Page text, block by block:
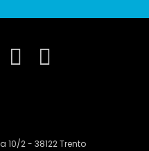
10/2 - 38122 Trento